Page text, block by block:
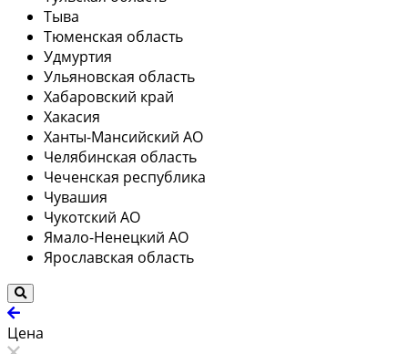
Тыва
Тюменская область
Удмуртия
Ульяновская область
Хабаровский край
Хакасия
Ханты-Мансийский АО
Челябинская область
Чеченская республика
Чувашия
Чукотский АО
Ямало-Ненецкий АО
Ярославская область
Цена